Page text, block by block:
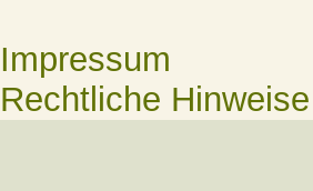
Impressum
Rechtliche Hinweise